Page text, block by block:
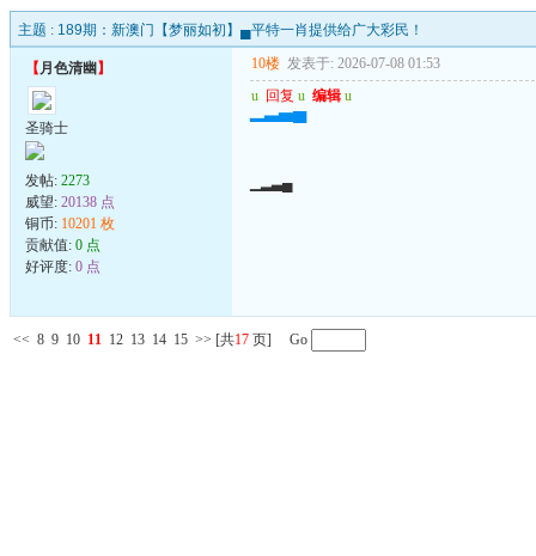
主题 : 189期：新澳门【梦丽如初】▄平特一肖提供给广大彩民！
【月色清幽 】
圣骑士
发帖: 2273
威望: 20138 点
铜币: 10201 枚
贡献值: 0 点
好评度: 0 点
10楼 发表于: 2026-07-08 01:53
u 回复 u 编辑 u
▁▂▃▄
▁▂▃▄
<< 8 9 10 11 12 13 14 15 >> [共17 页] Go